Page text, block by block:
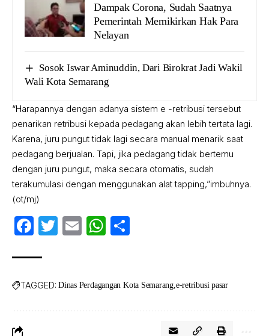
Dampak Corona, Sudah Saatnya
Pemerintah Memikirkan Hak Para
Nelayan
Sosok Iswar Aminuddin, Dari Birokrat Jadi Wakil
Wali Kota Semarang
“Harapannya dengan adanya sistem e -retribusi tersebut
penarikan retribusi kepada pedagang akan lebih tertata lagi.
Karena, juru pungut tidak lagi secara manual menarik saat
pedagang berjualan. Tapi, jika pedagang tidak bertemu
dengan juru pungut, maka secara otomatis, sudah
terakumulasi dengan menggunakan alat tapping,”imbuhnya.
(ot/mj)
Facebook
Twitter
EmailWhatsApp
TAGGED: Dinas Perdagangan Kota Semarang e-retribusi pasar